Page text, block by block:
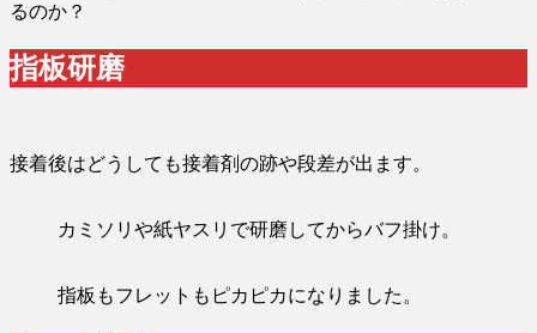
るのか？
指板研磨
接着後はどうしても接着剤の跡や段差が出ます。
カミソリや紙ヤスリで研磨してからバフ掛け。
指板もフレットもピカピカになりました。